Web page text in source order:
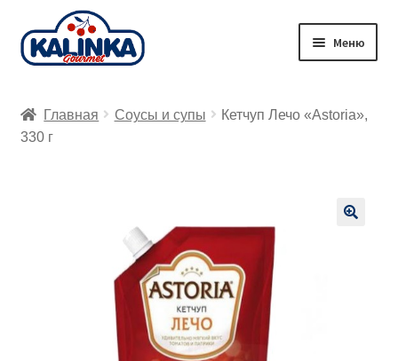
Перейти
к
Перейти
к
Меню
Заказ онлайн
Главная Соусы и супы
Кетчуп Лечо «Astoria»,
330 г